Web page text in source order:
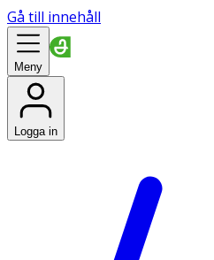
Gå till innehåll
Meny
Logga in